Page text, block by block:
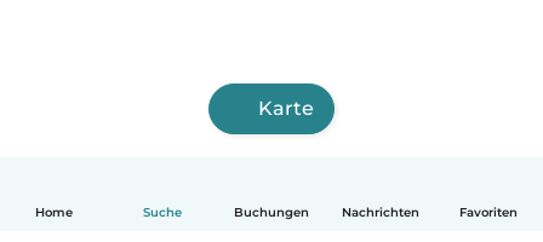
Home Suche Buchungen Nachrichten Favoriten
Karte